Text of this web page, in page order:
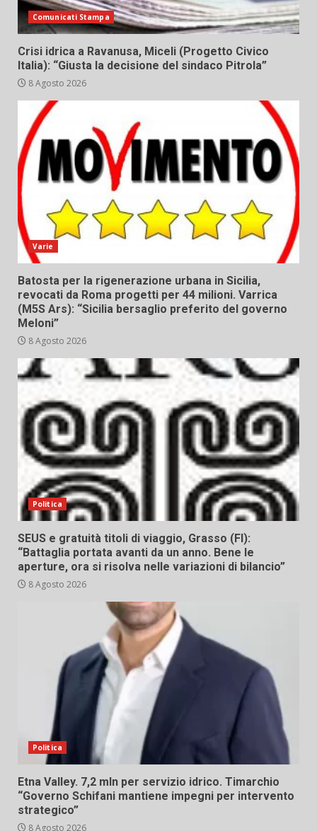
Comunicati Stampa
Crisi idrica a Ravanusa, Miceli (Progetto Civico
Italia): “Giusta la decisione del sindaco Pitrola”
8 Agosto 2026
Varie
Batosta per la rigenerazione urbana in Sicilia,
revocati da Roma progetti per 44 milioni. Varrica
(M5S Ars): “Sicilia bersaglio preferito del governo
Meloni”
8 Agosto 2026
Politica
SEUS e gratuità titoli di viaggio, Grasso (FI):
“Battaglia portata avanti da un anno. Bene le
aperture, ora si risolva nelle variazioni di bilancio”
8 Agosto 2026
Politica
Etna Valley. 7,2 mln per servizio idrico. Timarchio
“Governo Schifani mantiene impegni per intervento
strategico”
8 Agosto 2026